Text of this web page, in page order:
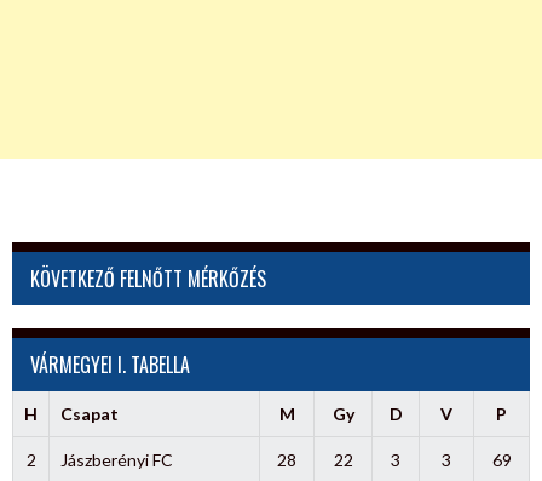
KÖVETKEZŐ FELNŐTT MÉRKŐZÉS
VÁRMEGYEI I. TABELLA
H Csapat M Gy D V P
2 Jászberényi FC 28 22 3 3 69